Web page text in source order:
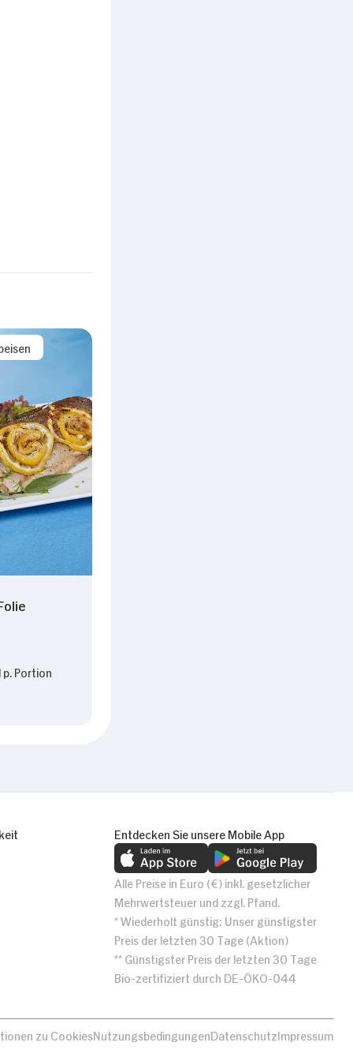
Portion
Entdecken Sie unsere Mobile App
Alle Preise in Euro (€) inkl. gesetzlicher
Mehrwertsteuer und zzgl. Pfand.
* Wiederholt günstig: Unser günstigster
Preis der letzten 30 Tage (Aktion)
** Günstigster Preis der letzten 30 Tage
Bio-zertifiziert durch DE-ÖKO-044
zu CookiesNutzungsbedingungenDatenschutzImpressum